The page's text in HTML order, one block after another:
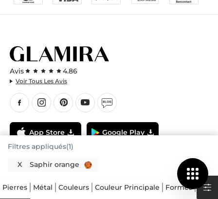
Filtres appliqués(1)
X Saphir orange
Pierres Métal Couleurs Couleur Principale Formes
Avis 4.86
Voir Tous Les Avis
App Store Google Play